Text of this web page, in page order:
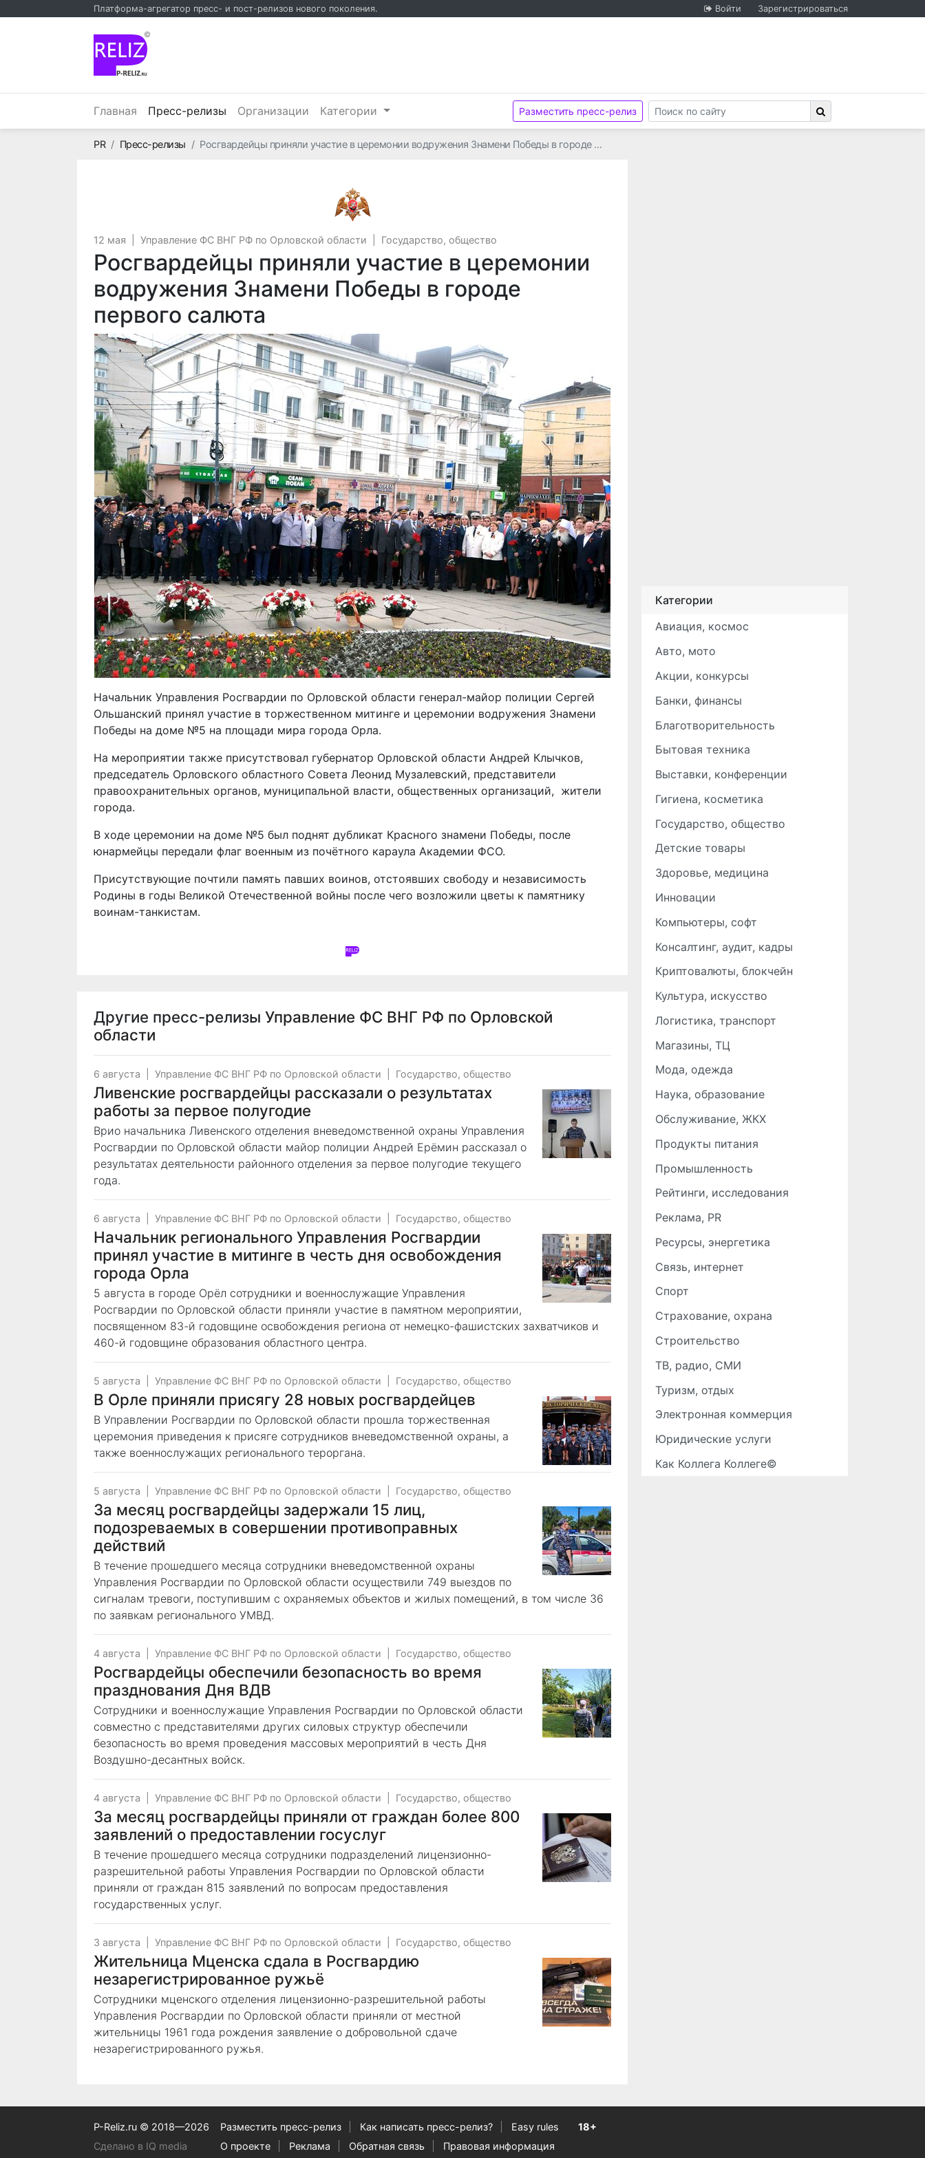
Платформа-агрегатор пресс- и пост-релизов нового поколения. Войти Зарегистрироваться
©
Главная Пресс-релизы (текущий)
Организации Категории Разместить пресс-релиз
PRГлавная
Пресс-релизы Росгвардейцы приняли участие в церемонии водружения Знамени Победы в городе …
12 мая Управление ФС ВНГ РФ по Орловской области Государство, общество
Росгвардейцы приняли участие в церемонии
водружения Знамени Победы в городе
первого салюта
Начальник Управления Росгвардии по Орловской области генерал-майор полиции Сергей
Ольшанский принял участие в торжественном митинге и церемонии водружения Знамени
Победы на доме №5 на площади мира города Орла.
На мероприятии также присутствовал губернатор Орловской области Андрей Клычков,
председатель Орловского областного Совета Леонид Музалевский, представители
правоохранительных органов, муниципальной власти, общественных организаций, жители
города.
В ходе церемонии на доме №5 был поднят дубликат Красного знамени Победы, после
юнармейцы передали флаг военным из почётного караула Академии ФСО.
Присутствующие почтили память павших воинов, отстоявших свободу и независимость
Родины в годы Великой Отечественной войны после чего возложили цветы к памятнику
воинам-танкистам.
Другие пресс-релизы Управление ФС ВНГ РФ по Орловской
области
6 августа Управление ФС ВНГ РФ по Орловской области Государство, общество
Ливенские росгвардейцы рассказали о результатах
работы за первое полугодие
Врио начальника Ливенского отделения вневедомственной охраны Управления
Росгвардии по Орловской области майор полиции Андрей Ерёмин рассказал о
результатах деятельности районного отделения за первое полугодие текущего
года.
6 августа Управление ФС ВНГ РФ по Орловской области Государство, общество
Начальник регионального Управления Росгвардии
принял участие в митинге в честь дня освобождения
города Орла
5 августа в городе Орёл сотрудники и военнослужащие Управления
Росгвардии по Орловской области приняли участие в памятном мероприятии,
посвященном 83-й годовщине освобождения региона от немецко-фашистских захватчиков и
460-й годовщине образования областного центра.
5 августа Управление ФС ВНГ РФ по Орловской области Государство, общество
В Орле приняли присягу 28 новых росгвардейцев
В Управлении Росгвардии по Орловской области прошла торжественная
церемония приведения к присяге сотрудников вневедомственной охраны, а
также военнослужащих регионального тероргана.
5 августа Управление ФС ВНГ РФ по Орловской области Государство, общество
За месяц росгвардейцы задержали 15 лиц,
подозреваемых в совершении противоправных
действий
В течение прошедшего месяца сотрудники вневедомственной охраны
Управления Росгвардии по Орловской области осуществили 749 выездов по
сигналам тревоги, поступившим с охраняемых объектов и жилых помещений, в том числе 36
по заявкам регионального УМВД.
4 августа Управление ФС ВНГ РФ по Орловской области Государство, общество
Росгвардейцы обеспечили безопасность во время
празднования Дня ВДВ
Сотрудники и военнослужащие Управления Росгвардии по Орловской области
совместно с представителями других силовых структур обеспечили
безопасность во время проведения массовых мероприятий в честь Дня
Воздушно-десантных войск.
4 августа Управление ФС ВНГ РФ по Орловской области Государство, общество
За месяц росгвардейцы приняли от граждан более 800
заявлений о предоставлении госуслуг
В течение прошедшего месяца сотрудники подразделений лицензионно-
разрешительной работы Управления Росгвардии по Орловской области
приняли от граждан 815 заявлений по вопросам предоставления
государственных услуг.
3 августа Управление ФС ВНГ РФ по Орловской области Государство, общество
Жительница Мценска сдала в Росгвардию
незарегистрированное ружьё
Сотрудники мценского отделения лицензионно-разрешительной работы
Управления Росгвардии по Орловской области приняли от местной
жительницы 1961 года рождения заявление о добровольной сдаче
незарегистрированного ружья.
Категории
Авиация, космос
Авто, мото
Акции, конкурсы
Банки, финансы
Благотворительность
Бытовая техника
Выставки, конференции
Гигиена, косметика
Государство, общество
Детские товары
Здоровье, медицина
Инновации
Компьютеры, софт
Консалтинг, аудит, кадры
Криптовалюты, блокчейн
Культура, искусство
Логистика, транспорт
Магазины, ТЦ
Мода, одежда
Наука, образование
Обслуживание, ЖКХ
Продукты питания
Промышленность
Рейтинги, исследования
Реклама, PR
Ресурсы, энергетика
Связь, интернет
Спорт
Страхование, охрана
Строительство
ТВ, радио, СМИ
Туризм, отдых
Электронная коммерция
Юридические услуги
Как Коллега Коллеге©
P-Reliz.ru © 2018—2026
Сделано в IQ media
Разместить пресс-релиз Как написать пресс-релиз? Easy rules
18+
О проекте
Реклама Обратная связь Правовая информация